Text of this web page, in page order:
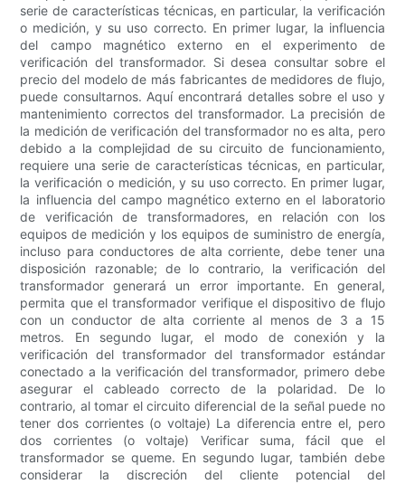
serie de características técnicas, en particular, la verificación
o medición, y su uso correcto. En primer lugar, la influencia
del campo magnético externo en el experimento de
verificación del transformador. Si desea consultar sobre el
precio del modelo de más fabricantes de medidores de flujo,
puede consultarnos. Aquí encontrará detalles sobre el uso y
mantenimiento correctos del transformador. La precisión de
la medición de verificación del transformador no es alta, pero
debido a la complejidad de su circuito de funcionamiento,
requiere una serie de características técnicas, en particular,
la verificación o medición, y su uso correcto. En primer lugar,
la influencia del campo magnético externo en el laboratorio
de verificación de transformadores, en relación con los
equipos de medición y los equipos de suministro de energía,
incluso para conductores de alta corriente, debe tener una
disposición razonable; de ​​lo contrario, la verificación del
transformador generará un error importante. En general,
permita que el transformador verifique el dispositivo de flujo
con un conductor de alta corriente al menos de 3 a 15
metros. En segundo lugar, el modo de conexión y la
verificación del transformador del transformador estándar
conectado a la verificación del transformador, primero debe
asegurar el cableado correcto de la polaridad. De lo
contrario, al tomar el circuito diferencial de la señal puede no
tener dos corrientes (o voltaje) La diferencia entre el, pero
dos corrientes (o voltaje) Verificar suma, fácil que el
transformador se queme. En segundo lugar, también debe
considerar la discreción del cliente potencial del